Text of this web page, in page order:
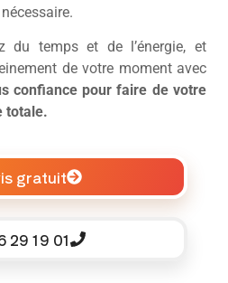
du temps et de l’énergie, et
de votre moment avec
confiance pour faire de votre
totale.
gratuit
29 19 01